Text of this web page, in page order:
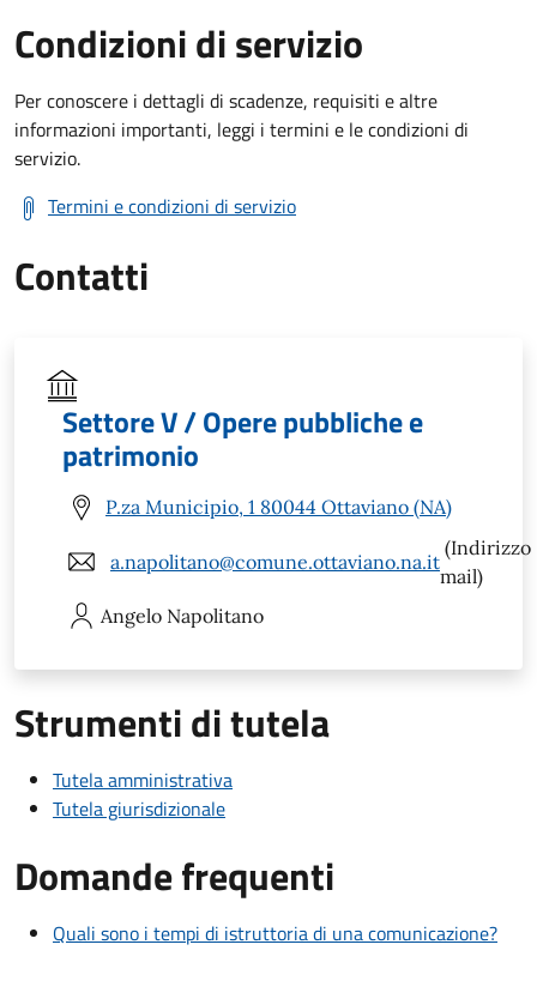
Condizioni di servizio
Per conoscere i dettagli di scadenze, requisiti e altre
informazioni importanti, leggi i termini e le condizioni di
servizio.
Termini e condizioni di servizio
Contatti
Settore V / Opere pubbliche e
patrimonio
P.za Municipio, 1 80044 Ottaviano (NA)
a.napolitano@comune.ottaviano.na.it
(Indirizzo
mail)
Angelo Napolitano
Strumenti di tutela
Tutela amministrativa
Tutela giurisdizionale
Domande frequenti
Quali sono i tempi di istruttoria di una comunicazione?